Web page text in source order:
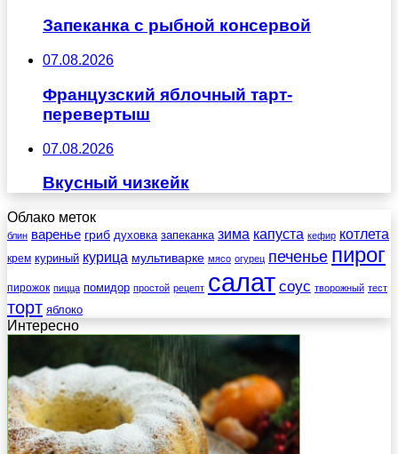
Запеканка с рыбной консервой
07.08.2026
Французский яблочный тарт-
перевертыш
07.08.2026
Вкусный чизкейк
Облако меток
блин варенье гриб духовка запеканка зима капуста кефир котлета
крем куриный курица мультиварке мясо огурец печенье пирог
пирожок пицца помидор простой рецепт салат соус творожный тест
торт яблоко
Интересно